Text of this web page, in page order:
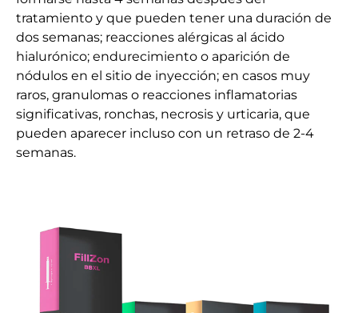
tratamiento y que pueden tener una duración de
dos semanas; reacciones alérgicas al ácido
hialurónico; endurecimiento o aparición de
nódulos en el sitio de inyección; en casos muy
raros, granulomas o reacciones inflamatorias
significativas, ronchas, necrosis y urticaria, que
pueden aparecer incluso con un retraso de 2-4
semanas.